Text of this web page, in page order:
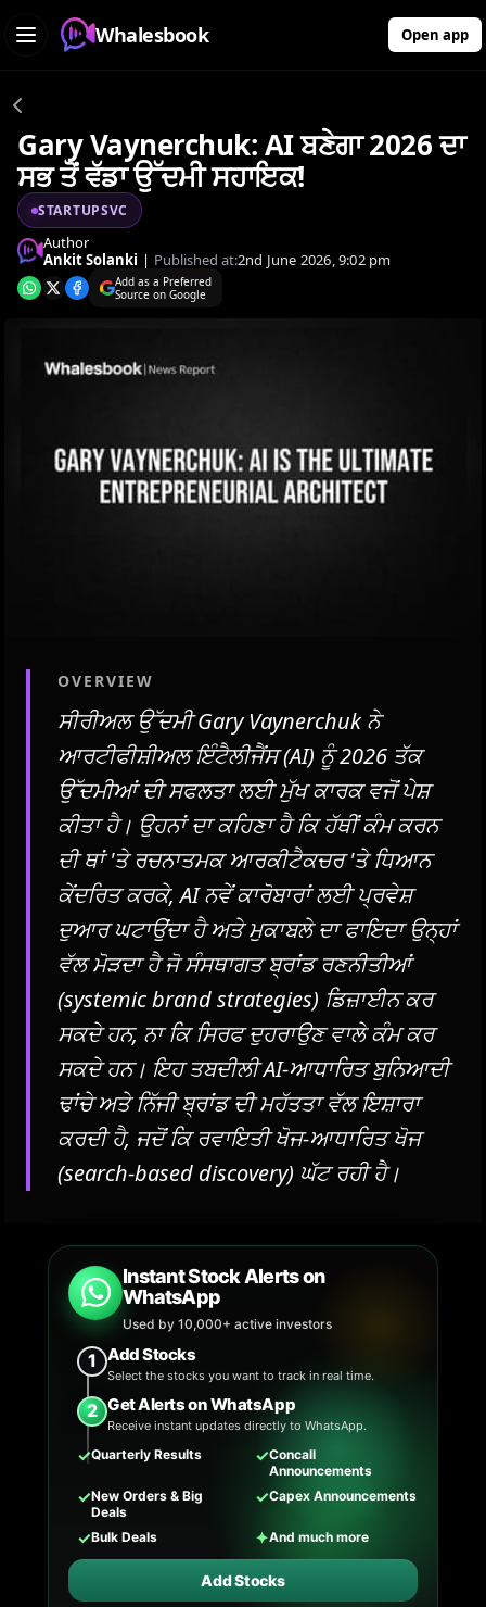
Whalesbook Open app
Gary Vaynerchuk: AI ਬਣੇਗਾ 2026 ਦਾ
ਸਭ ਤੋਂ ਵੱਡਾ ਉੱਦਮੀ ਸਹਾਇਕ!
STARTUPSVC
Author
Ankit Solanki | Published at:2nd June 2026, 9:02 pm
Add as a Preferred
Source on Google
OVERVIEW
ਸੀਰੀਅਲ ਉੱਦਮੀ Gary Vaynerchuk ਨੇ
ਆਰਟੀਫੀਸ਼ੀਅਲ ਇੰਟੈਲੀਜੈਂਸ (AI) ਨੂੰ 2026 ਤੱਕ
ਉੱਦਮੀਆਂ ਦੀ ਸਫਲਤਾ ਲਈ ਮੁੱਖ ਕਾਰਕ ਵਜੋਂ ਪੇਸ਼
ਕੀਤਾ ਹੈ। ਉਹਨਾਂ ਦਾ ਕਹਿਣਾ ਹੈ ਕਿ ਹੱਥੀਂ ਕੰਮ ਕਰਨ
ਦੀ ਥਾਂ 'ਤੇ ਰਚਨਾਤਮਕ ਆਰਕੀਟੈਕਚਰ 'ਤੇ ਧਿਆਨ
ਕੇਂਦਰਿਤ ਕਰਕੇ, AI ਨਵੇਂ ਕਾਰੋਬਾਰਾਂ ਲਈ ਪ੍ਰਵੇਸ਼
ਦੁਆਰ ਘਟਾਉਂਦਾ ਹੈ ਅਤੇ ਮੁਕਾਬਲੇ ਦਾ ਫਾਇਦਾ ਉਨ੍ਹਾਂ
ਵੱਲ ਮੋੜਦਾ ਹੈ ਜੋ ਸੰਸਥਾਗਤ ਬ੍ਰਾਂਡ ਰਣਨੀਤੀਆਂ
(systemic brand strategies) ਡਿਜ਼ਾਈਨ ਕਰ
ਸਕਦੇ ਹਨ, ਨਾ ਕਿ ਸਿਰਫ ਦੁਹਰਾਉਣ ਵਾਲੇ ਕੰਮ ਕਰ
ਸਕਦੇ ਹਨ। ਇਹ ਤਬਦੀਲੀ AI-ਆਧਾਰਿਤ ਬੁਨਿਆਦੀ
ਢਾਂਚੇ ਅਤੇ ਨਿੱਜੀ ਬ੍ਰਾਂਡ ਦੀ ਮਹੱਤਤਾ ਵੱਲ ਇਸ਼ਾਰਾ
ਕਰਦੀ ਹੈ, ਜਦੋਂ ਕਿ ਰਵਾਇਤੀ ਖੋਜ-ਆਧਾਰਿਤ ਖੋਜ
(search-based discovery) ਘੱਟ ਰਹੀ ਹੈ।
Instant Stock Alerts on
WhatsApp
Used by 10,000+ active investors
1 Add Stocks
Select the stocks you want to track in real time.
2 Get Alerts on WhatsApp
Receive instant updates directly to WhatsApp.
✓Quarterly Results ✓Concall
Announcements
✓New Orders & Big
Deals
✓Capex Announcements
✓Bulk Deals ✦And much more
Add Stocks